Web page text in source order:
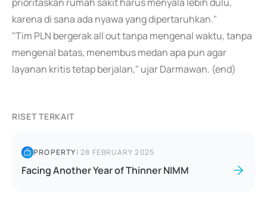
karena di sana ada nyawa yang dipertaruhkan."
"Tim PLN bergerak all out tanpa mengenal waktu, tanpa
mengenal batas, menembus medan apa pun agar
layanan kritis tetap berjalan," ujar Darmawan. (end)
RISET TERKAIT
PROPERTY|28 FEBRUARY 2025
Facing Another Year of Thinner NIMM